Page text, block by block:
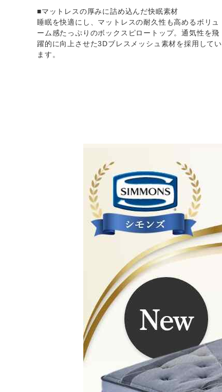
■マットレスの厚みに詰め込んだ快眠素材
睡眠を快適にし、マットレスの耐久性も高めるボリュ
ーム感たっぷりのボックスピロートップ。通気性を飛
躍的に向上させた3Dブレスメッシュ素材を採用してい
ます。